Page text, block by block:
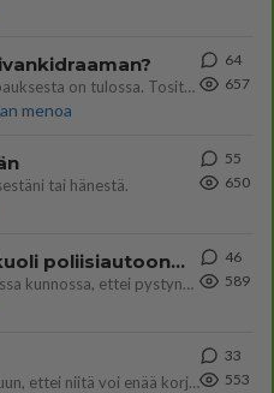
Uusi draamasarja järkyttävästä tapauksesta on tulossa. Tositapahtumiin perustuva sarja ammentaa vuoden 1986 Mikkelin pan
menoa
64
657
tai hänestä.
55
650
Iäkäs Jämsäläinen mies kuoli poliisiautoon matkalla Jyväskylän putkaan
Iäkäs vanhus humalassa niin huonossa kunnossa, ettei pystynyt huolehtimaan itsestään niin ainoa apu sillä hetkellä oli
46
589
Välimme menivät niin pahasti solmuun, ettei niitä voi enää korjata. On aika jatkaa elämässä eteenpäin. Toivon sulle kaik
33
553